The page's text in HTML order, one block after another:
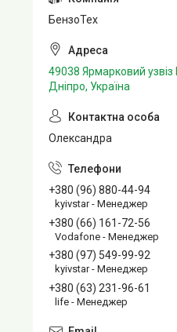
БензоТех
49038 Ярмарковий узвіз
Дніпро, Україна
Олександра
+380 (96) 880-44-94
kyivstar - Менеджер
+380 (66) 161-72-56
Vodafone - Менеджер
+380 (97) 549-99-92
kyivstar - Менеджер
+380 (63) 231-96-61
life - Менеджер